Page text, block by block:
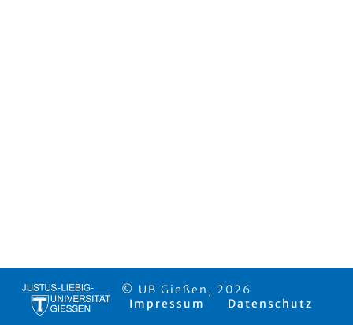
© UB Gießen, 2026
Impressum
Datenschutz